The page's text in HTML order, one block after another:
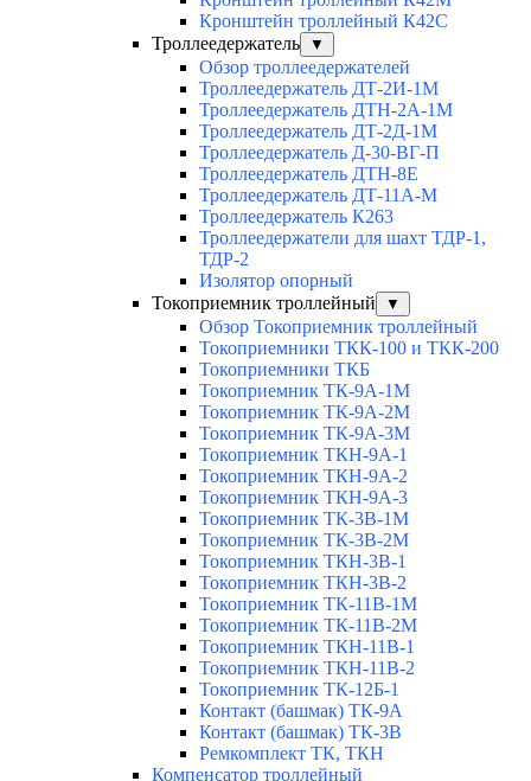
Кронштейн троллейный К42С
Троллеедержатель
▼
Обзор троллеедержателей
Троллеедержатель ДТ-2И-1М
Троллеедержатель ДТН-2А-1М
Троллеедержатель ДТ-2Д-1М
Троллеедержатель Д-30-ВГ-П
Троллеедержатель ДТН-8Е
Троллеедержатель ДТ-11А-М
Троллеедержатель К263
Троллеедержатели для шахт ТДР-1,
ТДР-2
Изолятор опорный
Токоприемник троллейный
▼
Обзор Токоприемник троллейный
Токоприемники ТКК-100 и ТКК-200
Токоприемники ТКБ
Токоприемник ТК-9А-1М
Токоприемник ТК-9А-2М
Токоприемник ТК-9А-3М
Токоприемник ТКН-9А-1
Токоприемник ТКН-9А-2
Токоприемник ТКН-9А-3
Токоприемник ТК-3В-1М
Токоприемник ТК-3В-2М
Токоприемник ТКН-3В-1
Токоприемник ТКН-3В-2
Токоприемник ТК-11В-1М
Токоприемник ТК-11В-2М
Токоприемник ТКН-11В-1
Токоприемник ТКН-11В-2
Токоприемник ТК-12Б-1
Контакт (башмак) ТК-9А
Контакт (башмак) ТК-3В
Ремкомплект ТК, ТКН
Компенсатор троллейный